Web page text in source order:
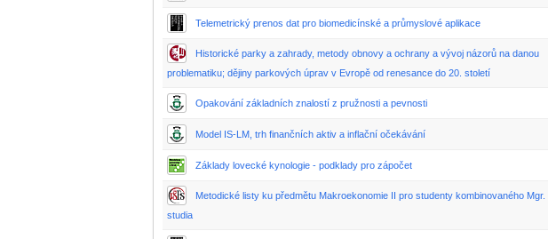
Telemetrický prenos dat pro biomedicínské a průmyslové aplikace
Historické parky a zahrady, metody obnovy a ochrany a vývoj názorů na danou
problematiku; dějiny parkových úprav v Evropě od renesance do 20. století
Opakování základních znalostí z pružnosti a pevnosti
Model IS-LM, trh finančních aktiv a inflační očekávání
Základy lovecké kynologie - podklady pro zápočet
Metodické listy ku předmětu Makroekonomie II pro studenty kombinovaného Mgr.
studia